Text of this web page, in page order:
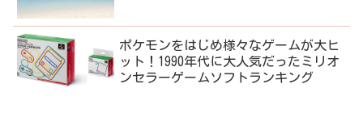
ポケモンをはじめ様々なゲームが大ヒ
ット！1990年代に大人気だったミリオ
ンセラーゲームソフトランキング